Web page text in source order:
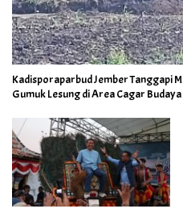
Kadisporaparbud Jember Tanggapi
Gumuk Lesung di Area Cagar Budaya